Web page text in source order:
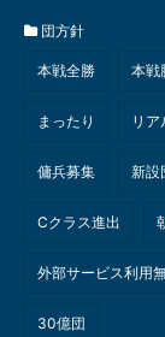
団方針
本戦全勝 本戦
まったり リア
傭兵募集 新設
Cクラス進出
外部サービス利用
30億団